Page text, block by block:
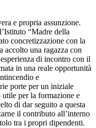
e propria assunzione.
“Madre della
concretizzazione con la
accolto una ragazza con
di incontro con il
in una reale opportunità
e
porte per un iniziale
per la formazione e
di dar seguito a questa
il contributo all’interno
tra i propri dipendenti.